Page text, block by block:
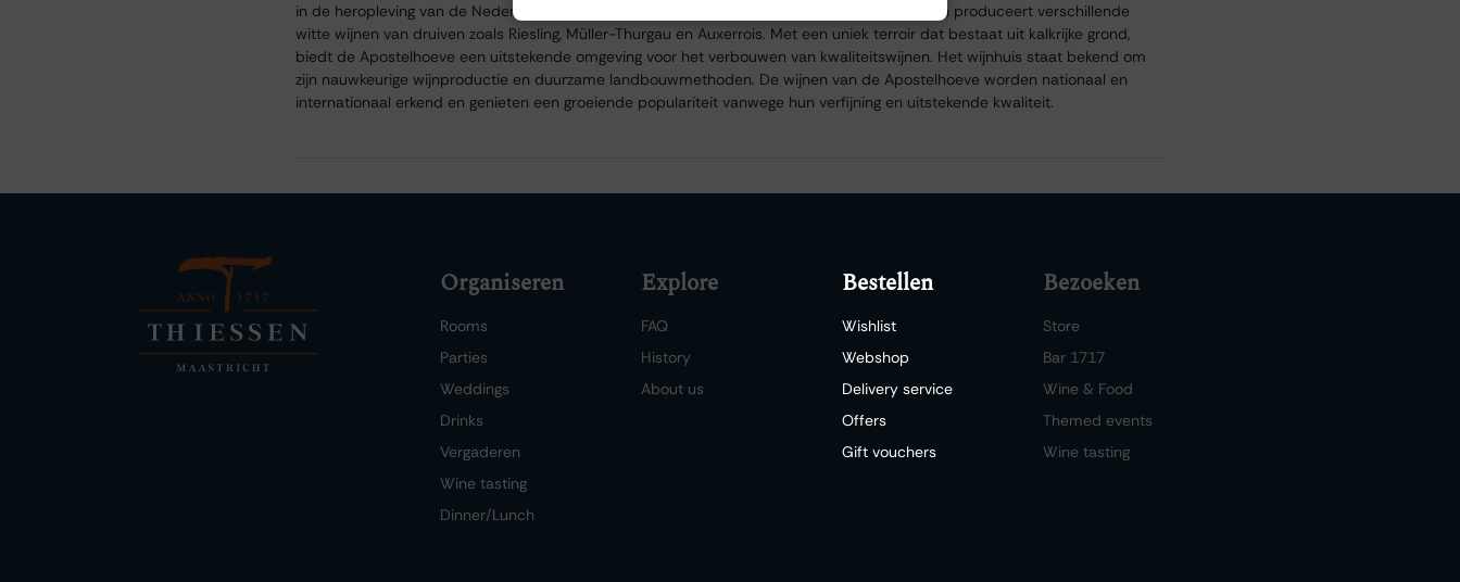
in de heropleving van de Nederlandse wijnbouw. De Apostelhoeve beslaat zo’n 25 hectare en produceert verschillende
witte wijnen van druiven zoals Riesling, Müller-Thurgau en Auxerrois. Met een uniek terroir dat bestaat uit kalkrijke grond,
biedt de Apostelhoeve een uitstekende omgeving voor het verbouwen van kwaliteitswijnen. Het wijnhuis staat bekend om
zijn nauwkeurige wijnproductie en duurzame landbouwmethoden. De wijnen van de Apostelhoeve worden nationaal en
internationaal erkend en genieten een groeiende populariteit vanwege hun verfijning en uitstekende kwaliteit.
Organiseren
Rooms
Parties
Weddings
Drinks
Vergaderen
Wine tasting
Dinner/Lunch
Explore
FAQ
History
About us
Bestellen
Wishlist
Webshop
Delivery service
Offers
Gift vouchers
Bezoeken
Store
Bar 1717
Wine & Food
Themed events
Wine tasting